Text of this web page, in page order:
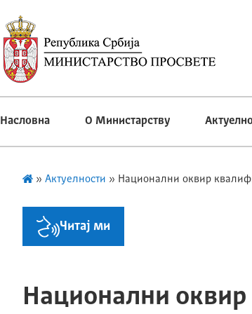
Насловна О Министарству
» Актуелности » Национални оквир
Читај ми
Национални оквир